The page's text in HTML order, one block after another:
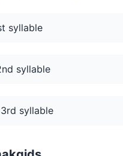
syllable
syllable
syllable